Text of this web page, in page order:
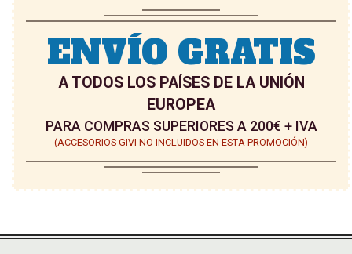
ENVÍO GRATIS
A TODOS LOS PAÍSES DE LA UNIÓN
EUROPEA
PARA COMPRAS SUPERIORES A 200€ + IVA
(ACCESORIOS GIVI NO INCLUIDOS EN ESTA PROMOCIÓN)